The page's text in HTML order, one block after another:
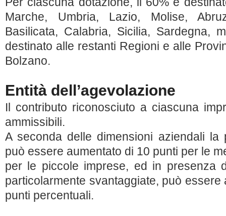
Marche, Umbria, Lazio, Molise,
Basilicata, Calabria, Sicilia, Sardegna,
destinato alle restanti Regioni e alle
Bolzano.
Entità dell’agevolazione
Il contributo riconosciuto a ciascuna
ammissibili.
A seconda delle dimensioni aziendali la
può essere aumentato di 10 punti per le
per le piccole imprese, ed in presenza
particolarmente svantaggiate, può essere
punti percentuali.